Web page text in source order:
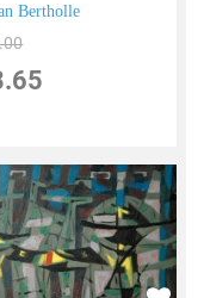
Bertholle